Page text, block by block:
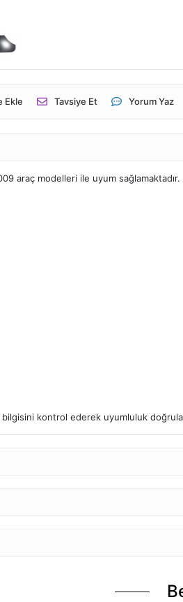
Ekle Tavsiye Et Yorum Yaz
araç modelleri ile uyum
bilgisini kontrol ederek uyumluluk